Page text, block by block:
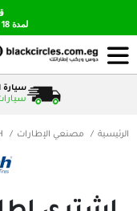
لمزيد
سيارة الخدمة المتنقلة
سيارات خدمة مجهزة فى
BF GOODRICH